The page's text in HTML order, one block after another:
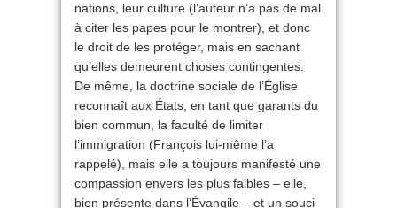
nations, leur culture (l’auteur n’a pas de mal
à citer les papes pour le montrer), et donc
le droit de les protéger, mais en sachant
qu’elles demeurent choses contingentes.
De même, la doctrine sociale de l’Église
reconnaît aux États, en tant que garants du
bien commun, la faculté de limiter
l’immigration (François lui-même l’a
rappelé), mais elle a toujours manifesté une
compassion envers les plus faibles – elle,
bien présente dans l’Évangile – et un souci